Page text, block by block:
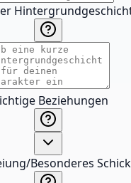
Beziehungen
Besonderes